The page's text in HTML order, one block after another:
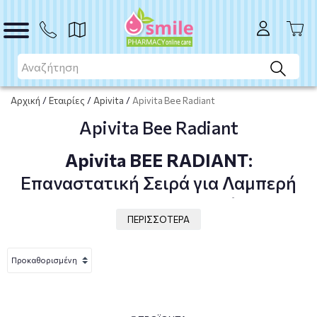
Αρχική /Εταιρίες / Apivita / Apivita Bee Radiant
Apivita Bee Radiant
Apivita BEE RADIANT:
Επαναστατική Σειρά για Λαμπερή
και Νεανική Επιδερμίδα
πατενταρισμένο εκχύλισμα πρόπολης και λευκή παιώνια,
δύο ισχυρά φυσικά συστατικά που δρουν πολυδιάστατα,
ΠΕΡΙΣΣΟΤΕΡΑ